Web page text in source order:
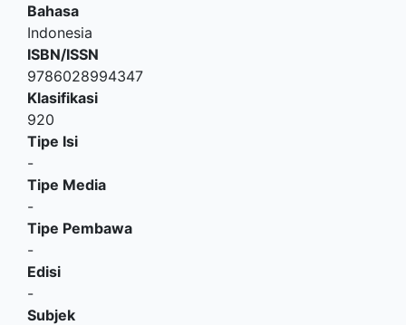
Bahasa
Indonesia
ISBN/ISSN
9786028994347
Klasifikasi
920
Tipe Isi
-
Tipe Media
-
Tipe Pembawa
-
Edisi
-
Subjek